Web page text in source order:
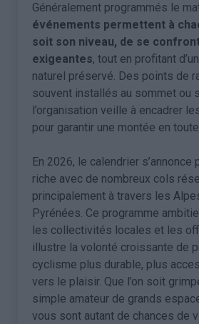
Généralement programmés le
événements permettent à
soit son niveau, de se
exigeantes, tout en profitant
naturel préservé. Des points de
souvent installés au sommet ou
l’organisation veille à encadrer
pour garantir une montée en
En 2026, le calendrier
riche avec de nombreux cols
principalement à travers les
Pyrénées. Ce programme
les collectivités locales et les
illustre la volonté croissante de
cyclisme plus durable, plus
vers le plaisir. Que l’on soit
simple amateur de grands
vous sont autant de chances de